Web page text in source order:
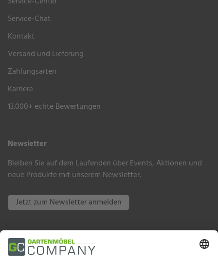
Service-Chat
Kontakt
Versand und Lieferung
Zahlungsarten
Karriere
13.000+ echte Bewertungen
Newsletter
Bleiben Sie auf dem Laufenden über Events, Aktionen und
neue Produkte mit unserem Newsletter.
Jetzt zum Newsletter anmelden
Zahlungsarten